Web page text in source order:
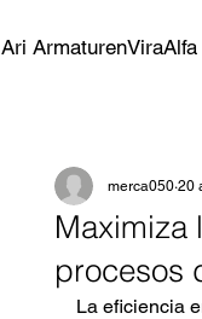
Ari ArmaturenVira
Maximiza
procesos
merca050 20
La eficiencia